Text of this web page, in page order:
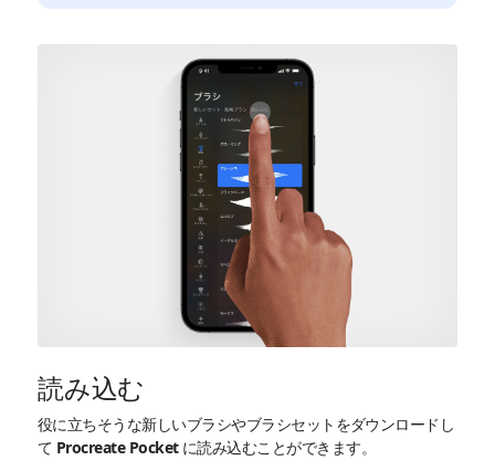
読み込む
役に立ちそうな新しいブラシやブラシセットをダウンロードし
て Procreate Pocket に読み込むことができます。